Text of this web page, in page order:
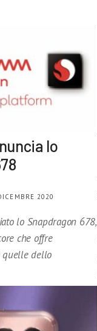
lo
2020
lo Snapdragon 678,
che offre
quelle dello